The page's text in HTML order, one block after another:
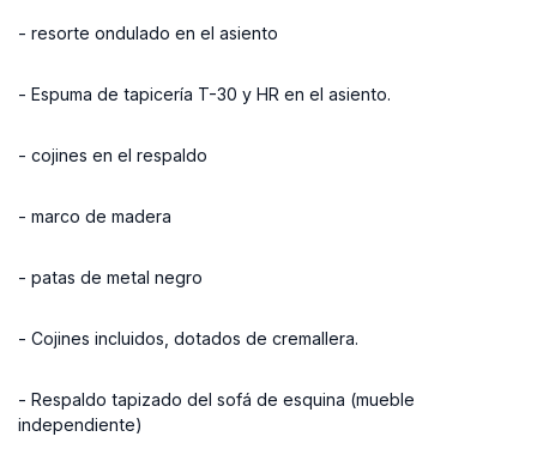
- resorte ondulado en el asiento
- Espuma de tapicería T-30 y HR en el asiento.
- cojines en el respaldo
- marco de madera
- patas de metal negro
- Cojines incluidos, dotados de cremallera.
- Respaldo tapizado del sofá de esquina (mueble
independiente)